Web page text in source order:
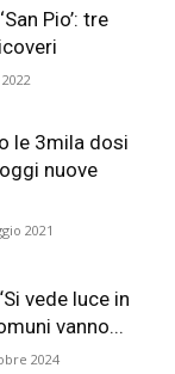
Pio’: tre
le 3mila dosi
nuove
2021
vede luce in
vanno...
2024